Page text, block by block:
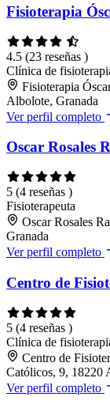
Fisioterapia
4.5 (23 reseñas )
Clínica de
Fisioterapia
Albolote, Granada
Ver perfil completo
Oscar Rosales
5 (4 reseñas )
Fisioterapeuta
Oscar Rosales
Granada
Ver perfil completo
Centro de
5 (4 reseñas )
Clínica de
Centro de
Católicos, 9, 18220
Ver perfil completo